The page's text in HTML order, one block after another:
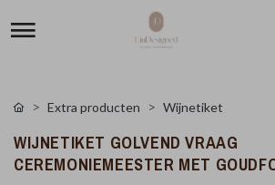
Extra producten Wijnetiket
WIJNETIKET GOLVEND VRAAG
CEREMONIEMEESTER MET